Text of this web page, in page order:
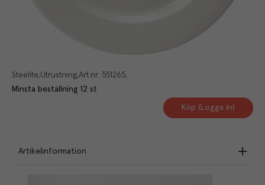
Steelite Utrustning Art.nr. 551265
Minsta beställning 12 st
Köp (Logga in)
Artikelinformation